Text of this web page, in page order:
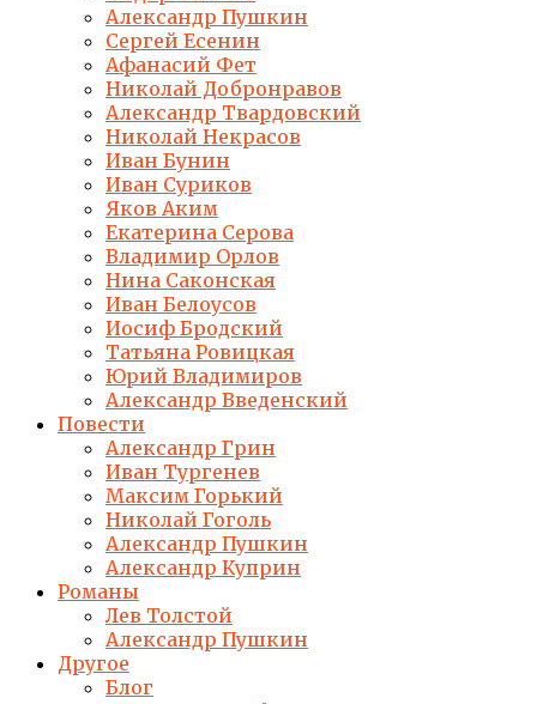
Александр Пушкин
Сергей Есенин
Афанасий Фет
Николай Добронравов
Александр Твардовский
Николай Некрасов
Иван Бунин
Иван Суриков
Яков Аким
Екатерина Серова
Владимир Орлов
Нина Саконская
Иван Белоусов
Иосиф Бродский
Татьяна Ровицкая
Юрий Владимиров
Александр Введенский
Повести
Александр Грин
Иван Тургенев
Максим Горький
Николай Гоголь
Александр Пушкин
Александр Куприн
Романы
Лев Толстой
Александр Пушкин
Другое
Блог